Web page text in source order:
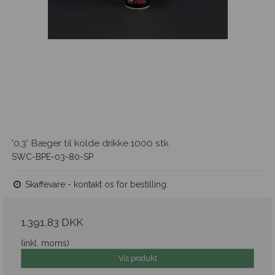
'0,3' Bæger til kolde drikke 1000 stk
SWC-BPE-03-80-SP
Skaffevare - kontakt os for bestilling.
1.391,83 DKK
(inkl. moms)
Vis produkt